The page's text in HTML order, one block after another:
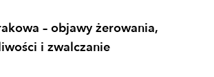
– objawy żerowania,
i zwalczanie